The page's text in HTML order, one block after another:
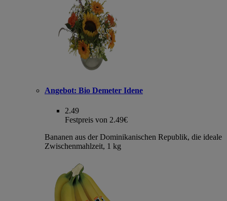
Angebot: Bio Demeter Idene
2.49
Festpreis von 2.49€
Bananen aus der Dominikanischen Republik, die ideale
Zwischenmahlzeit, 1 kg